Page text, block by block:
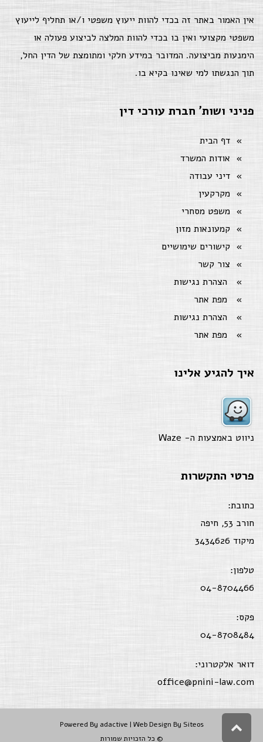
אין האמור באתר זה בכדי להוות ייעוץ משפטי ו/או תחליף לייעוץ
משפטי מקצועי ואין בו בכדי להוות המלצה לביצוע פעולה או
הימנעות מביצועה. המדובר במידע חלקי ומתומצת של הדין החל,
תוך הנגשתו למי שאינו בקיא בו.
פניני ושות' חברת עורכי דין
דף הבית
אודות המשרד
דיני עבודה
מקרקעין
משפט מסחרי
קמעונאות מזון
קישורים שימושיים
צור קשר
הצהרת נגישות
מפת אתר
הצהרת נגישות
מפת אתר
איך להגיע אלינו
ניווט באמצעות ה- Waze
פרטי התקשרות
כתובת:
חורב 53, חיפה
מיקוד 3434626
טלפון:
04-8704466
פקס:
04-8708484
דואר אלקטרוני:
office@pnini-law.com
Powered By adactive | Web Design By Siteos
© כל הזכויות שמורות
לראש